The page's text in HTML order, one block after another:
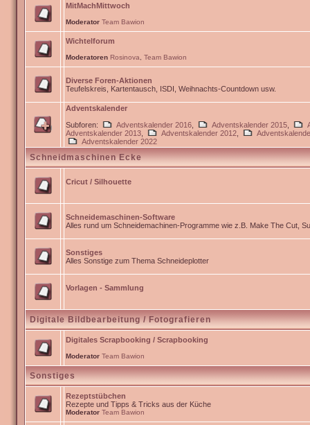
MitMachMittwoch
Moderator Team Bawion
Wichtelforum
Moderatoren Rosinova Team Bawion
Diverse Foren-Aktionen
Teufelskreis, Kartentausch, ISDI, Weihnachts-Countdown usw.
Adventskalender
Subforen:
Adventskalender 2016 Adventskalender 2015
Adventskalender 2013
Adventskalender 2012
Adventskalender 2022
Schneidmaschinen Ecke
Cricut / Silhouette
Schneidemaschinen-Software
Alles rund um Schneidemachinen-Programme wie z.B. Make The Cut,
Sonstiges
Alles Sonstige zum Thema Schneideplotter
Vorlagen - Sammlung
Digitale Bildbearbeitung / Fotografieren
Digitales Scrapbooking / Scrapbooking
Moderator Team Bawion
Sonstiges
Rezeptstübchen
Rezepte und Tipps & Tricks aus der Küche
Moderator Team Bawion